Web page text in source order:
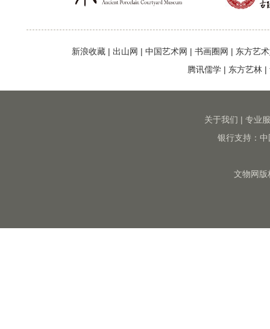
新浪收藏 | 出山网 | 中国艺术网 | 书画圈网 | 东方艺
腾讯儒学 | 东方艺林 |
关于我们 | 专业
银行支持：
文物网